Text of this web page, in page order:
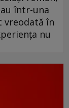
într-una
vreodată în
nu